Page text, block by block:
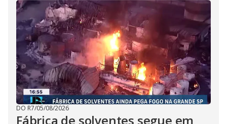
DO R7/05/08/2026
Fábrica de solventes segue em